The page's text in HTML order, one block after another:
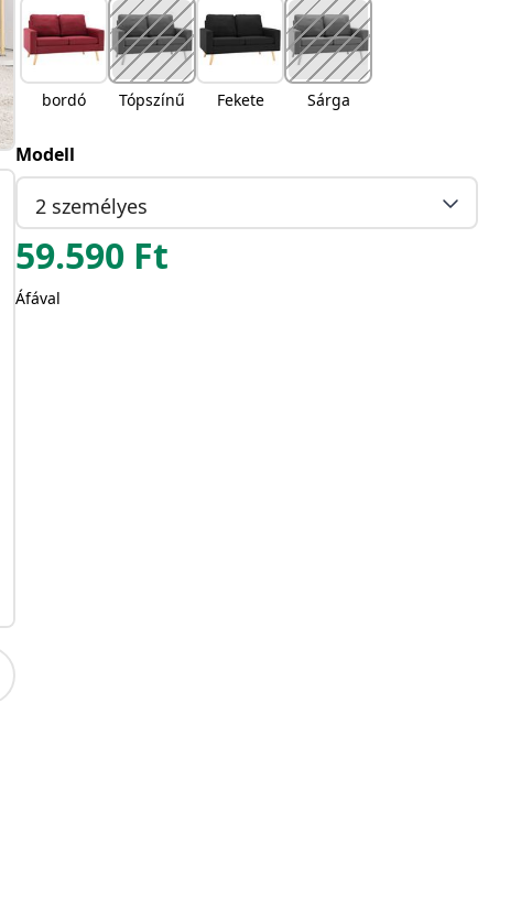
bordó Tópszínű Fekete Sárga
Modell
2 személyes
59.590 Ft
Áfával